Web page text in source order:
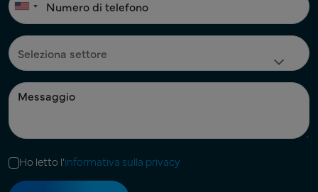
Ho letto l'informativa sulla privacy